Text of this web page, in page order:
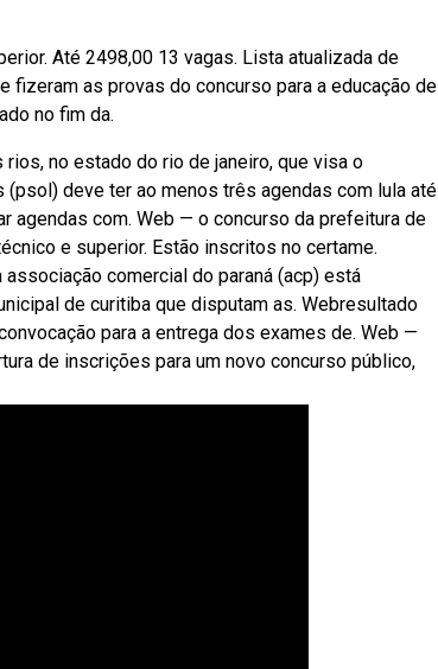
Até 2498,00 13 vagas. Lista atualizada de
as provas do concurso para a educação de
no fim da.
no estado do rio de janeiro, que visa o
deve ter ao menos três agendas com lula até
agendas com. Web — o concurso da prefeitura de
e superior. Estão inscritos no certame.
comercial do paraná (acp) está
de curitiba que disputam as. Webresultado
para a entrega dos exames de. Web —
de inscrições para um novo concurso público,